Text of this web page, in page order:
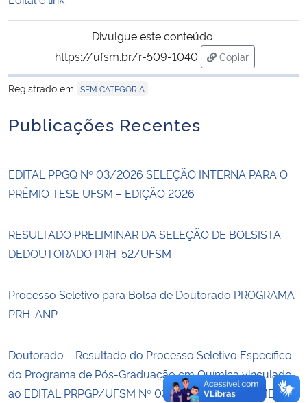
Ministério do Turismo
Ministério do Desenvolvimento Regional
Controladoria-Geral da União
Secretaria-Geral
Secretaria de Governo
Planalto
Divulgue este conteúdo:
https://ufsm.br/r-509-1040
Copiar
para área de
Registrado em SEM CATEGORIA
Publicações Recentes
EDITAL PPGQ Nº 03/2026 SELEÇÃO INTERNA PARA O
PRÊMIO TESE UFSM – EDIÇÃO 2026
RESULTADO PRELIMINAR DA SELEÇÃO DE BOLSISTA
DEDOUTORADO PRH-52/UFSM
Processo Seletivo para Bolsa de Doutorado PROGRAMA
PRH-ANP
Doutorado – Resultado do Processo Seletivo Específico
do Programa de Pós-Graduação em Química vinculado
ao EDITAL PRPGP/UFSM Nº 030, DE 29 DE SETEMBRO